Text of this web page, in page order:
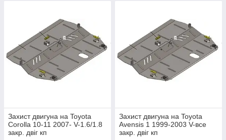
Захист двигуна на Toyota
Corolla 10-11 2007- V-1.6/1.8
закр. двіг кп
Захист двигуна на Toyota
Avensis 1 1999-2003 V-все
закр. двіг кп